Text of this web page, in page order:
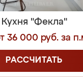
Кухня "Фекла"
36 000 руб. за
РАССЧИТАТЬ